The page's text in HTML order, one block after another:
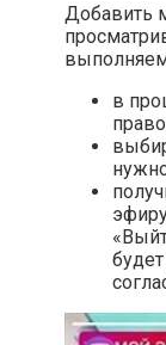
Добавить
в